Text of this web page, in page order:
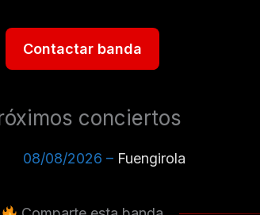
Contactar banda
conciertos
08/08/2026 – Fuengirola